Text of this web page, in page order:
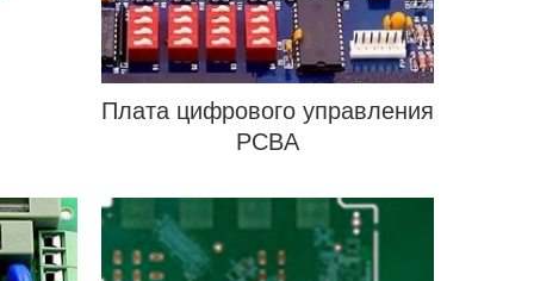
Плата цифрового управления
PCBA